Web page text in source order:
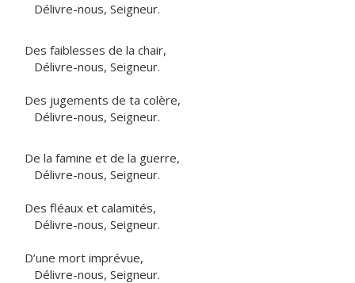
Délivre-nous, Seigneur.
Des faiblesses de la chair,
Délivre-nous, Seigneur.
Des jugements de ta colère,
Délivre-nous, Seigneur.
De la famine et de la guerre,
Délivre-nous, Seigneur.
Des fléaux et calamités,
Délivre-nous, Seigneur.
D’une mort imprévue,
Délivre-nous, Seigneur.